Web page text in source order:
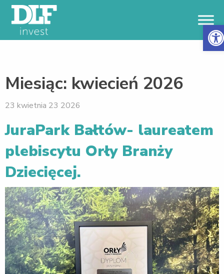
Miesiąc: kwiecień 2026
23 kwietnia 23 2026
JuraPark Bałtów- laureatem
plebiscytu Orły Branży
Dziecięcej.